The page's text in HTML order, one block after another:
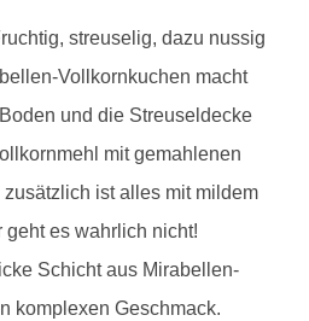
streuselig, dazu nussig
Vollkornkuchen macht
und die Streuseldecke
mit gemahlenen
ist alles mit mildem
es wahrlich nicht!
Schicht aus Mirabellen-
komplexen Geschmack.